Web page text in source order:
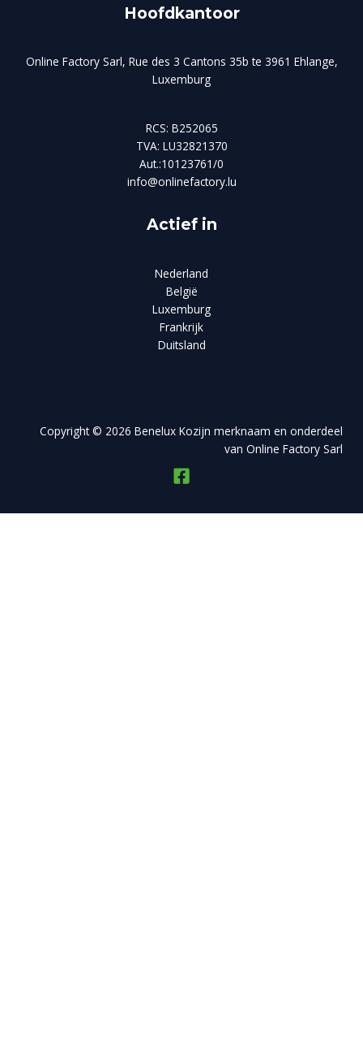
Hoofdkantoor
Online Factory Sarl, Rue des 3 Cantons 35b te 3961 Ehlange,
Luxemburg
RCS: B252065
TVA: LU32821370
Aut.:10123761/0
info@onlinefactory.lu
Actief in
Nederland
België
Luxemburg
Frankrijk
Duitsland
Copyright © 2026 Benelux Kozijn merknaam en onderdeel
van Online Factory Sarl